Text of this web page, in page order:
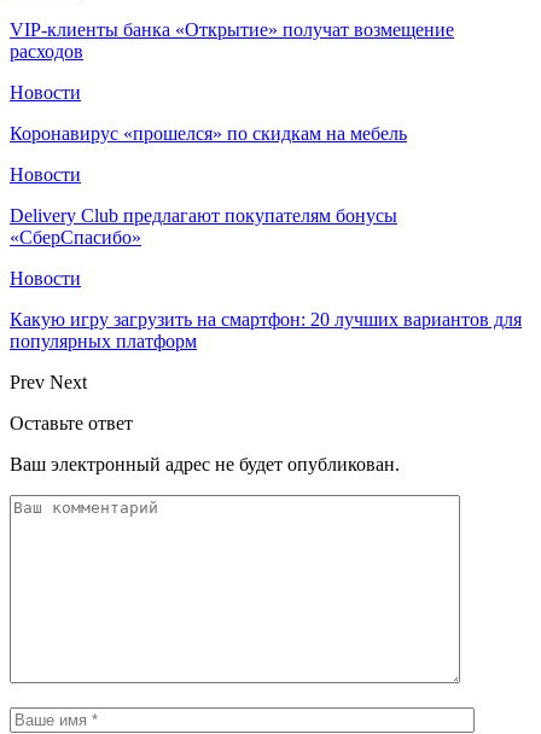
VIP-клиенты банка «Открытие» получат возмещение
расходов
Новости
Коронавирус «прошелся» по скидкам на мебель
Новости
Delivery Club предлагают покупателям бонусы
«СберСпасибо»
Новости
Какую игру загрузить на смартфон: 20 лучших вариантов для
популярных платформ
Prev Next
Оставьте ответ
Ваш электронный адрес не будет опубликован.